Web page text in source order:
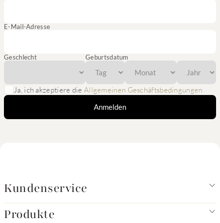
E-Mail-Adresse
Geschlecht Geburtsdatum
Ja, ich akzeptiere die Allgemeinen Geschäftsbedingungen
Anmelden
Kundenservice
Produkte